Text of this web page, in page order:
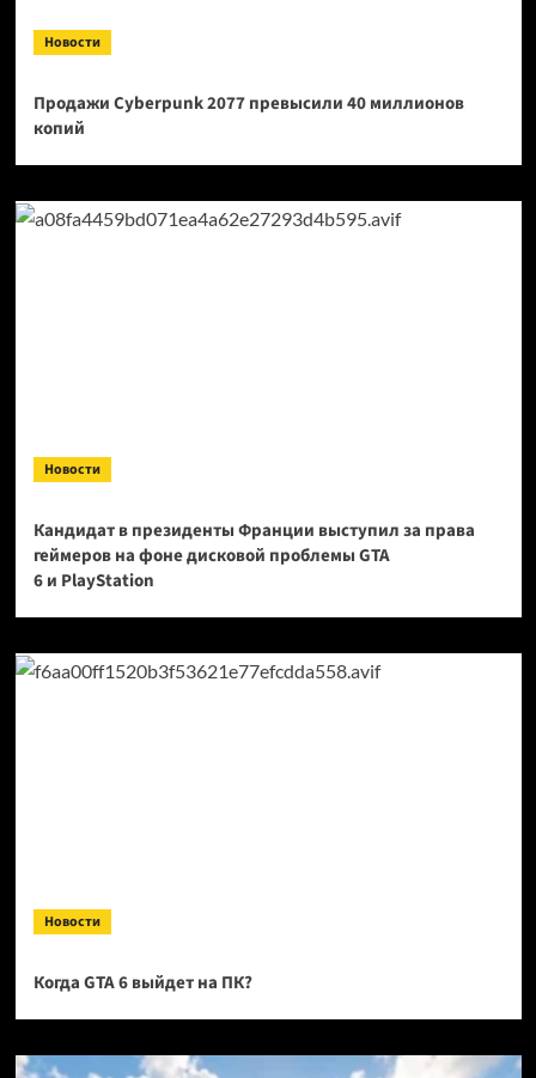
Новости
Продажи Cyberpunk 2077 превысили 40 миллионов
копий
Новости
Кандидат в президенты Франции выступил за права
геймеров на фоне дисковой проблемы GTA
6 и PlayStation
Новости
Когда GTA 6 выйдет на ПК?